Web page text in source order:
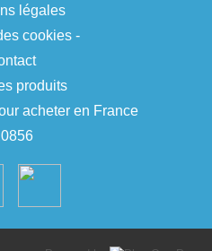
légales
cookies-
produits
acheter en France